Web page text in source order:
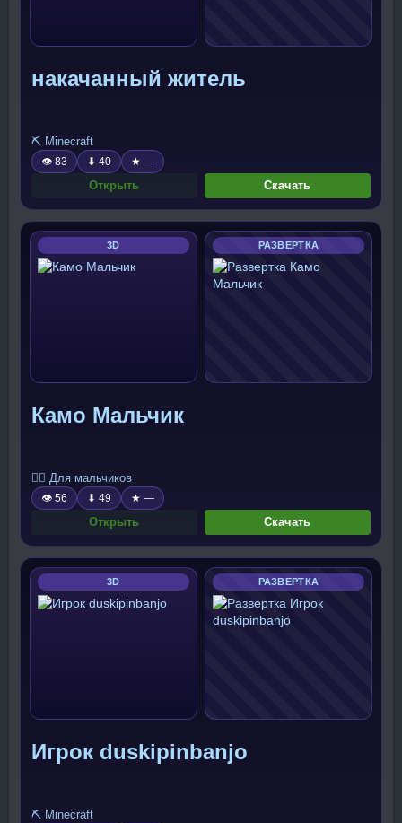
накачанный житель
⛏️ Minecraft
👁 83 ⬇ 40 ★ —
Открыть Скачать
3D РАЗВЕРТКА
Камо Мальчик
🧍‍♂️ Для мальчиков
👁 56 ⬇ 49 ★ —
Открыть Скачать
3D РАЗВЕРТКА
Игрок duskipinbanjo
⛏️ Minecraft